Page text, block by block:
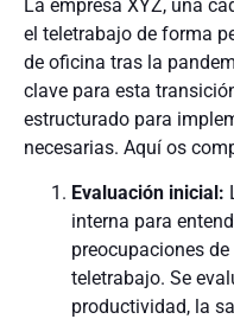
La empresa XYZ, una
el teletrabajo de forma
de oficina tras la
clave para esta
estructurado para
necesarias. Aquí os
Evaluación inicial:
interna para
preocupaciones
teletrabajo. Se
productividad, la